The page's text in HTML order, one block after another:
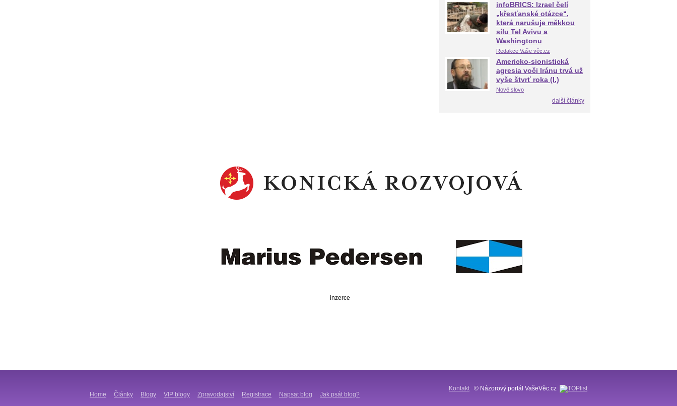
infoBRICS: Izrael čelí
„křesťanské otázce“,
která narušuje měkkou
sílu Tel Avivu a
Washingtonu
Redakce Vaše věc.cz
Americko-sionistická
agresia voči Iránu trvá už
vyše štvrť roka (I.)
Nové slovo
další články
inzerce
Home Články Blogy VIP blogy Zpravodajství Registrace Napsat blog Jak psát blog?
Kontakt © Názorový portál VašeVěc.cz